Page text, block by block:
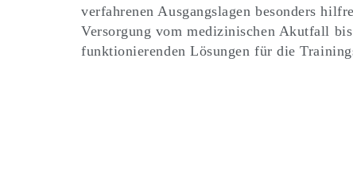
verfahrenen Ausgangslagen besonders
Versorgung vom medizinischen Akutfall
funktionierenden Lösungen für die